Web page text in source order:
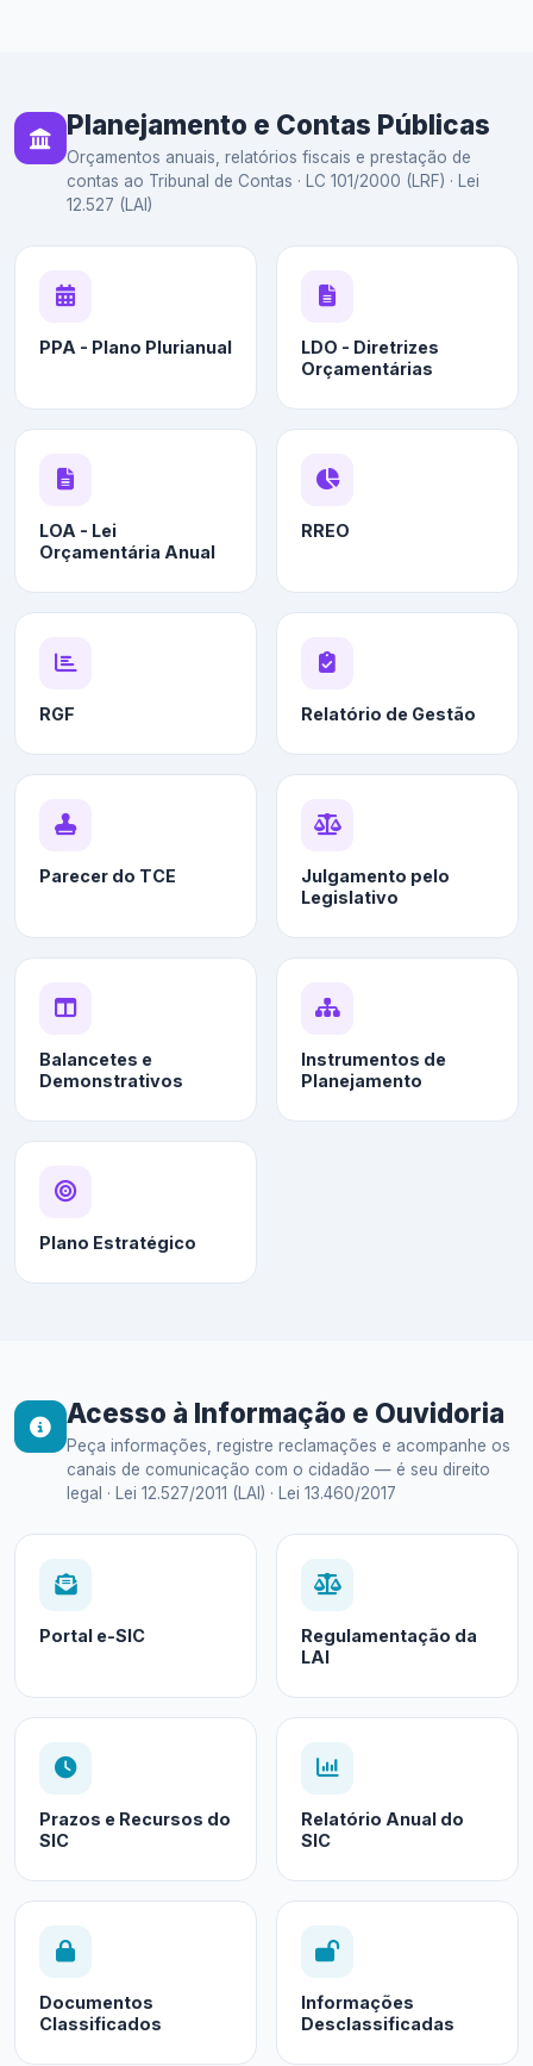
Planejamento e Contas Públicas
Orçamentos anuais, relatórios fiscais e prestação de
contas ao Tribunal de Contas · LC 101/2000 (LRF) · Lei
12.527 (LAI)
PPA - Plano Plurianual
LDO - Diretrizes
Orçamentárias
LOA - Lei
Orçamentária Anual
RREO
RGF Relatório de Gestão
Parecer do TCE
Julgamento pelo
Legislativo
Balancetes e
Demonstrativos
Instrumentos de
Planejamento
Plano Estratégico
Acesso à Informação e Ouvidoria
Peça informações, registre reclamações e acompanhe os
canais de comunicação com o cidadão — é seu direito
legal · Lei 12.527/2011 (LAI) · Lei 13.460/2017
Portal e-SIC
Regulamentação da
LAI
Prazos e Recursos do
SIC
Relatório Anual do
SIC
Documentos
Classificados
Informações
Desclassificadas